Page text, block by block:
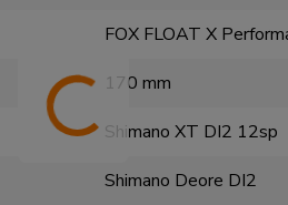
FOX FLOAT X
170 mm
Shimano XT DI2 12sp
Shimano Deore DI2